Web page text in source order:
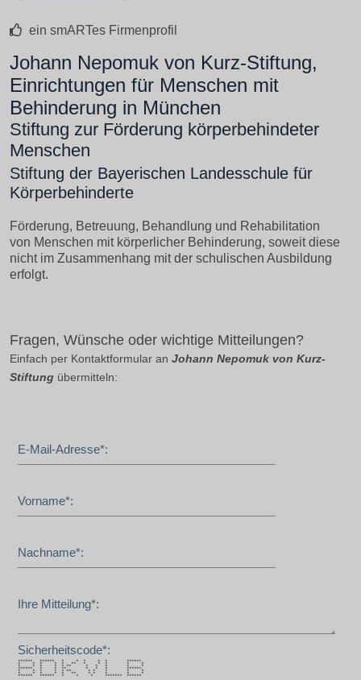
ein smARTes Firmenprofil
Johann Nepomuk von Kurz-Stiftung,
Einrichtungen für Menschen mit
Behinderung in München
Stiftung zur Förderung körperbehindeter
Menschen
Stiftung der Bayerischen Landesschule für
Körperbehinderte
Förderung, Betreuung, Behandlung und Rehabilitation
von Menschen mit körperlicher Behinderung, soweit diese
nicht im Zusammenhang mit der schulischen Ausbildung
erfolgt.
Fragen, Wünsche oder wichtige Mitteilungen?
Einfach per Kontaktformular an Johann Nepomuk von Kurz-
Stiftung übermitteln:
E-Mail-Adresse*:
Vorname*:
Nachname*:
Ihre Mitteilung*:
Sicherheitscode*:
****** ****** * * * * * ******
* * * * * ** * * * * *
* * * * * ** * * * * *
****** * * ** * * * ******
* * * * * ** * * * * *
* * * * * ** * * * * *
****** ****** * * * ******* ******